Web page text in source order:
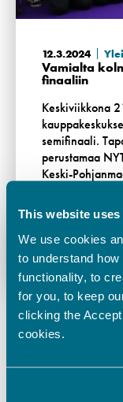
This website
We use cookies
to understand
functionality, to
for you, to keep
clicking the
cookies.
12.3.2024
Vamialta
finaaliin
Keskiviikkona
semifinaali.
perustamaa
Keski-
Lue lisää